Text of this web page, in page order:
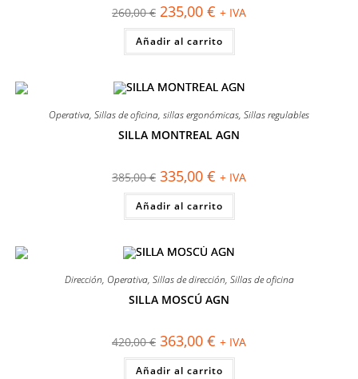
260,00€ El
precio
original
era:
260,00 €.
235,00 € El
precio
actual
es:
235,00 €.
+ IVA
Añadir al carrito
Operativa, Sillas de oficina, sillas ergonómicas, Sillas regulables
SILLA MONTREAL AGN
385,00€ El
precio
original
era:
385,00 €.
335,00 € El
precio
actual
es:
335,00 €.
+ IVA
Añadir al carrito
Dirección, Operativa, Sillas de dirección, Sillas de oficina
SILLA MOSCÚ AGN
420,00€ El
precio
original
era:
363,00 € El
precio
actual
es:
+ IVA
Añadir al carrito